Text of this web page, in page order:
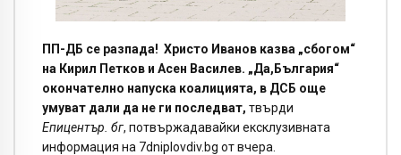
ПП-ДБ се разпада! Христо Иванов казва „сбогом“
на Кирил Петков и Асен Василев. „Да,България“
окончателно напуска коалицията, в ДСБ още
умуват дали да не ги последват, твърди
Епицентър. бг, потвържадавайки ексклузивната
информация на 7dniplovdiv.bg от вчера.